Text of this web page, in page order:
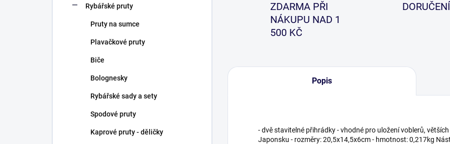
Rybářské pruty
Pruty na sumce
Plavačkové pruty
Biče
Bolognesky
Rybářské sady a sety
Spodové pruty
Kaprové pruty - děličky
ZDARMA PŘI
NÁKUPU NAD 1
500 KČ
DORUČENÍ
Popis
- dvě stavitelné přihrádky - vhodné pro uložení voblerů,
Japonsku - rozměry: 20,5x14,5x6cm - hmotnost: 0,217kg